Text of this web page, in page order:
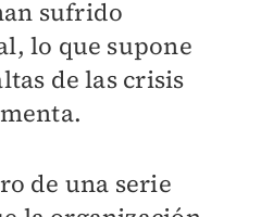
sufrido
lo que supone
de las crisis
de una serie